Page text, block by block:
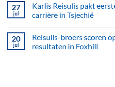
27
jul
Karlis Reisulis pakt
carrière in Tsjechië
20
jul
Reisulis-broers scoren
resultaten in Foxhill